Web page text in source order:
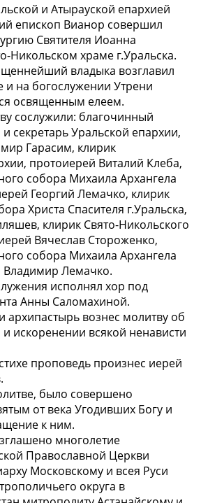
и Атырауской епархией
епископ Вианор совершил
Святителя Иоанна
Никольском храме г.Уральска.
владыка возглавил
на богослужении Утрени
освященным елеем.
сослужили: благочинный
и секретарь Уральской епархии,
Гарасим, клирик
протоиерей Виталий Клеба,
собора Михаила Архангела
Георгий Лемачко, клирик
Христа Спасителя г.Уральска,
клирик Свято-Никольского
Вячеслав Стороженко,
собора Михаила Архангела
Владимир Лемачко.
исполнял хор под
Анны Саломахиной.
архипастырь вознес молитву об
искоренении всякой ненависти
проповедь произнес иерей
было совершено
от века Угодивших Богу и
к ним.
многолетие
Православной Церкви
Московскому и всея Руси
округа в